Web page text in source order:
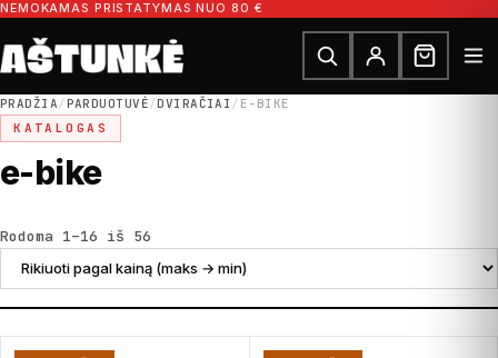
Pereiti prie turinio
NEMOKAMAS PRISTATYMAS NUO 80 €
Ieškoti dalių
Ieškoti
PRADŽIA/PARDUOTUVĖ/DVIRAČIAI / E-BIKE
KATALOGAS
e-bike
Rodoma 1–16 iš 56